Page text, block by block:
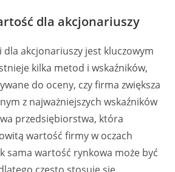
dla akcjonariuszy
akcjonariuszy jest kluczowym
kilka metod i wskaźników,
do oceny, czy firma zwiększa
z najważniejszych wskaźników
przedsiębiorstwa, która
wartość firmy w oczach
sama wartość rynkowa może być